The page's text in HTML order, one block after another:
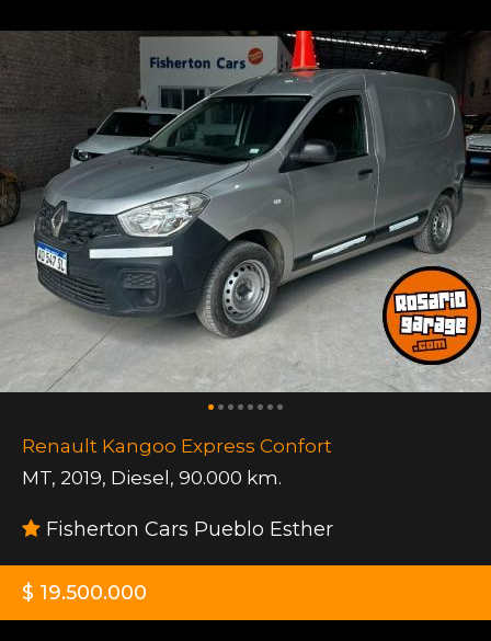
Renault Kangoo Express Confort
MT, 2019, Diesel, 90.000 km.
Fisherton Cars Pueblo Esther
$ 19.500.000